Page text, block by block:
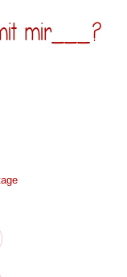
mir___?